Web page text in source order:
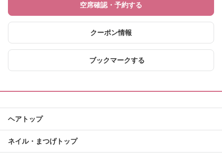
空席確認・予約する
クーポン情報
ブックマークする
ヘアトップ
ネイル・まつげトップ